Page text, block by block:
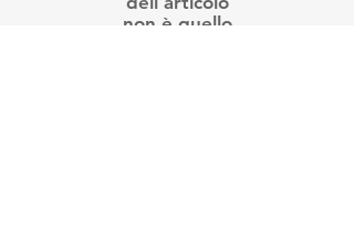
non è quello